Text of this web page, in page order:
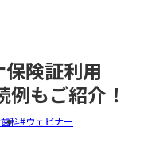
険証利用
もご紹介！
歯科 ウェビナー